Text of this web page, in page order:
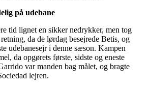
på udebane
tid lignet en sikker nedrykker, men tog
da de lørdag besejrede Betis, og
udebanesejr i denne sæson. Kampen
da opgørets første, sidste og eneste
var manden bag målet, og bragte
lejren.